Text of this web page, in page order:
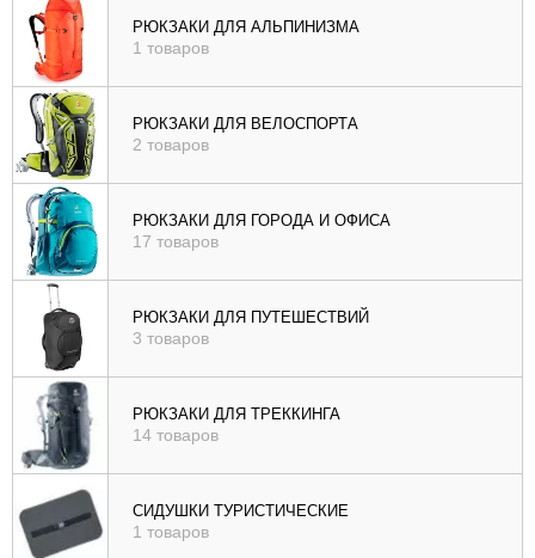
РЮКЗАКИ ДЛЯ АЛЬПИНИЗМА
1 товаров
РЮКЗАКИ ДЛЯ ВЕЛОСПОРТА
2 товаров
РЮКЗАКИ ДЛЯ ГОРОДА И ОФИСА
17 товаров
РЮКЗАКИ ДЛЯ ПУТЕШЕСТВИЙ
3 товаров
РЮКЗАКИ ДЛЯ ТРЕККИНГА
14 товаров
СИДУШКИ ТУРИСТИЧЕСКИЕ
1 товаров